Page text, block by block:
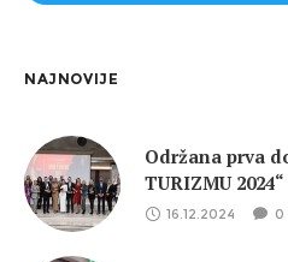
NAJNOVIJE
Održana prva
TURIZMU 2024“
16.12.2024 0